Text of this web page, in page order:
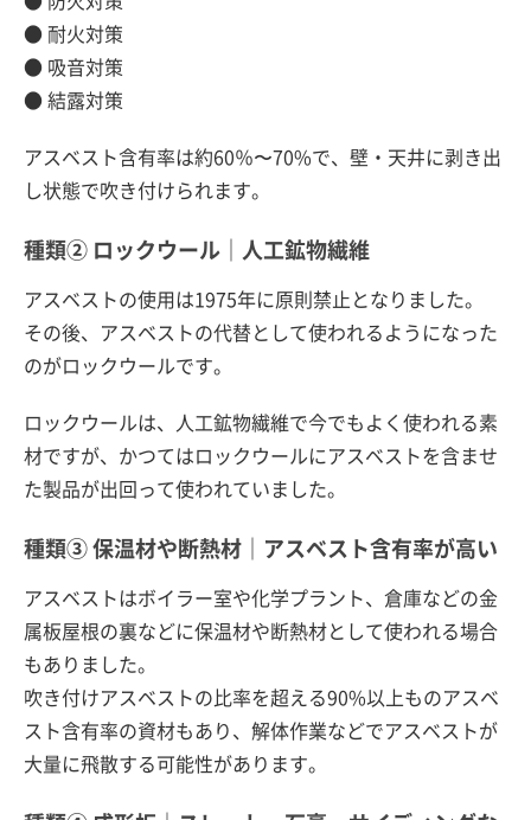
● 耐火対策
● 吸音対策
● 結露対策
アスベスト含有率は約60％〜70%で、壁・天井に剥き出
し状態で吹き付けられます。
種類② ロックウール｜人工鉱物繊維
アスベストの使用は1975年に原則禁止となりました。
その後、アスベストの代替として使われるようになった
のがロックウールです。
ロックウールは、人工鉱物繊維で今でもよく使われる素
材ですが、かつてはロックウールにアスベストを含ませ
た製品が出回って使われていました。
種類③ 保温材や断熱材｜アスベスト含有率が高い
アスベストはボイラー室や化学プラント、倉庫などの金
属板屋根の裏などに保温材や断熱材として使われる場合
もありました。
吹き付けアスベストの比率を超える90%以上ものアスベ
スト含有率の資材もあり、解体作業などでアスベストが
大量に飛散する可能性があります。